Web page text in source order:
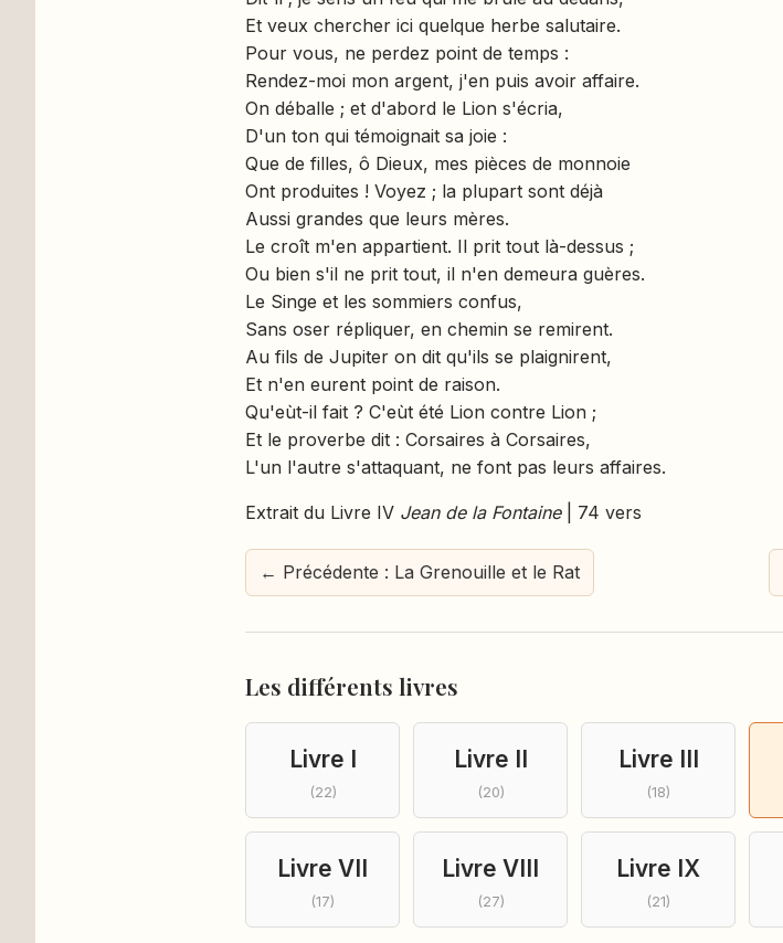
Et veux chercher ici quelque herbe salutaire.
Pour vous, ne perdez point de temps :
Rendez-moi mon argent, j'en puis avoir affaire.
On déballe ; et d'abord le Lion s'écria,
D'un ton qui témoignait sa joie :
Que de filles, ô Dieux, mes pièces de monnoie
Ont produites ! Voyez ; la plupart sont déjà
Aussi grandes que leurs mères.
Le croît m'en appartient. Il prit tout là-dessus ;
Ou bien s'il ne prit tout, il n'en demeura guères.
Le Singe et les sommiers confus,
Sans oser répliquer, en chemin se remirent.
Au fils de Jupiter on dit qu'ils se plaignirent,
Et n'en eurent point de raison.
Qu'eùt-il fait ? C'eùt été Lion contre Lion ;
Et le proverbe dit : Corsaires à Corsaires,
L'un l'autre s'attaquant, ne font pas leurs affaires.
Extrait du Livre IV Jean de la Fontaine| 74 vers
← Précédente : La Grenouille et le Rat
Les différents livres
Livre I
(22)
Livre II
(20)
Livre III
(18)
Livre VII
(17)
Livre VIII
(27)
Livre IX
(21)